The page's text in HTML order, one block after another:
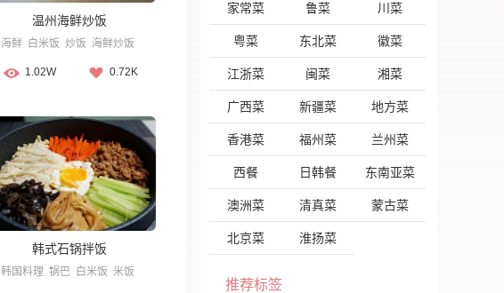
温州海鲜炒饭
海鲜 白米饭 炒饭 海鲜炒饭
1.02W 0.72K
韩式石锅拌饭
韩国料理 锅巴 白米饭 米饭
家常菜 鲁菜 川菜
粤菜 东北菜 徽菜
江浙菜 闽菜 湘菜
广西菜 新疆菜 地方菜
香港菜 福州菜 兰州菜
西餐 日韩餐 东南亚菜
澳洲菜 清真菜 蒙古菜
北京菜 淮扬菜
推荐标签